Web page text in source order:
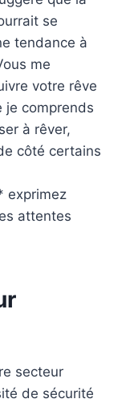
se
tendance à
me
votre rêve
je comprends
à rêver,
côté certains
exprimez
attentes
secteur
de sécurité